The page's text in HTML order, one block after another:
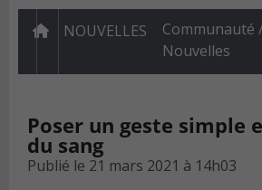
NOUVELLES Communauté
Nouvelles
Poser un geste simple
du sang
Publié le 21 mars 2021 à 14h03